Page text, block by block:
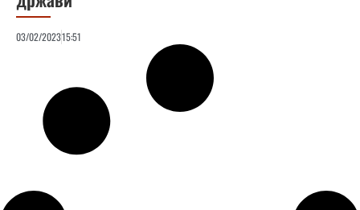
03/02/202315:51